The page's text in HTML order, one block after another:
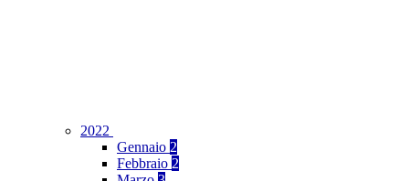
2022
Gennaio 2
Febbraio 2